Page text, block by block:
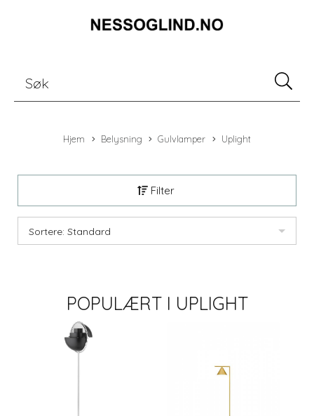
Hjem Belysning Gulvlamper Uplight
Filter
Sortere: Standard
POPULÆRT I UPLIGHT